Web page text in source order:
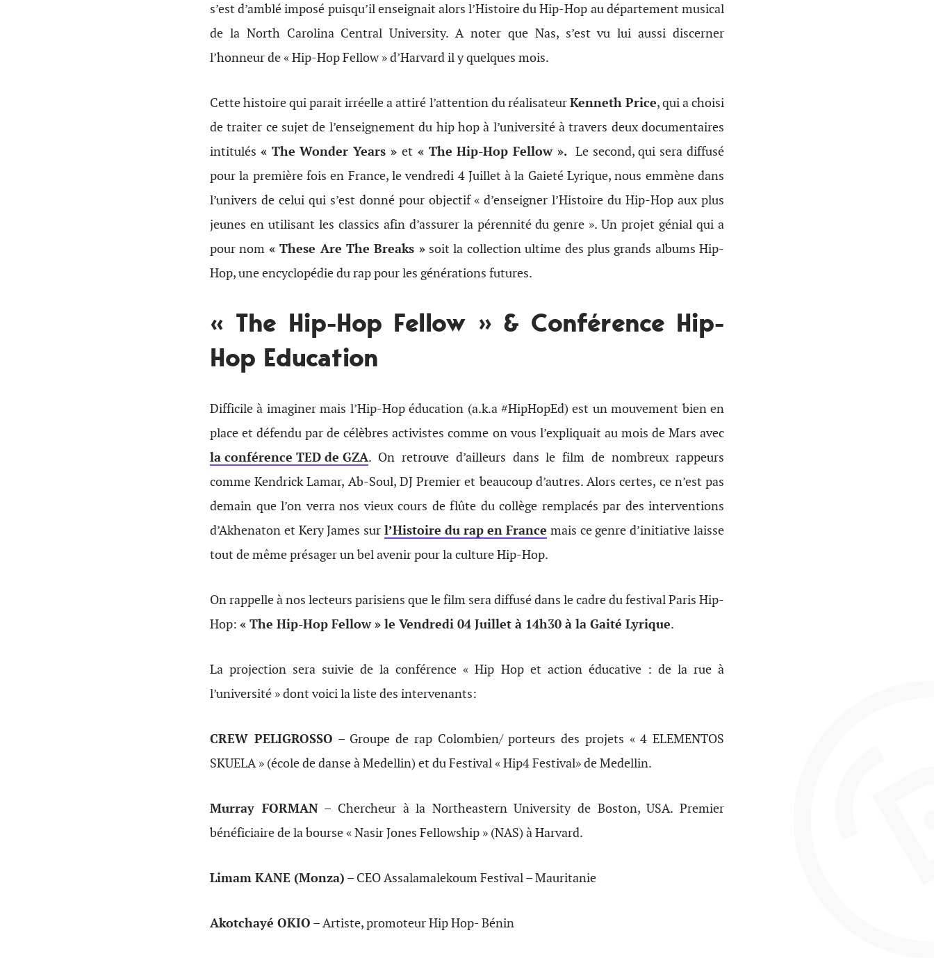
s’est d’amblé imposé puisqu’il enseignait alors l’Histoire du Hip-Hop au département musical
de la North Carolina Central University. A noter que Nas, s’est vu lui aussi discerner
l’honneur de « Hip-Hop Fellow » d’Harvard il y quelques mois.
Cette histoire qui parait irréelle a attiré l’attention du réalisateurKenneth Price, qui a choisi
de traiter ce sujet de l’enseignement du hip hop à l’université à travers deux documentaires
intitulés « The Wonder Years » et « The Hip-Hop Fellow ». Le second, qui sera diffusé
pour la première fois en France, le vendredi 4 Juillet à la Gaieté Lyrique, nous emmène dans
l’univers de celui qui s’est donné pour objectif « d’enseigner l’Histoire du Hip-Hop aux plus
jeunes en utilisant les classics afin d’assurer la pérennité du genre ». Un projet génial qui a
pour nom « These Are The Breaks »soit la collection ultime des plus grands albums Hip-
Hop, une encyclopédie du rap pour les générations futures.
« The Hip-Hop Fellow » & Conférence Hip-
Hop Education
Difficile à imaginer mais l’Hip-Hop éducation (a.k.a #HipHopEd) est un mouvement bien en
place et défendu par de célèbres activistes comme on vous l’expliquait au mois de Mars avec
la conférence TED de GZA. On retrouve d’ailleurs dans le film de nombreux rappeurs
comme Kendrick Lamar, Ab-Soul, DJ Premier et beaucoup d’autres. Alors certes, ce n’est pas
demain que l’on verra nos vieux cours de flûte du collège remplacés par des interventions
d’Akhenaton et Kery James sur l’Histoire du rap en France mais ce genre d’initiative laisse
tout de même présager un bel avenir pour la culture Hip-Hop.
On rappelle à nos lecteurs parisiens que le film sera diffusé dans le cadre du festival Paris Hip-
Hop: « The Hip-Hop Fellow » le Vendredi 04 Juillet à 14h30 à la Gaité Lyrique.
La projection sera suivie de la conférence « Hip Hop et action éducative : de la rue à
l’université » dont voici la liste des intervenants:
CREW PELIGROSSO – Groupe de rap Colombien/ porteurs des projets « 4 ELEMENTOS
SKUELA » (école de danse à Medellin) et du Festival « Hip4 Festival» de Medellin.
Murray FORMAN– Chercheur à la Northeastern University de Boston, USA. Premier
bénéficiaire de la bourse « Nasir Jones Fellowship » (NAS) à Harvard.
Limam KANE (Monza) – CEO Assalamalekoum Festival – Mauritanie
Akotchayé OKIO – Artiste, promoteur Hip Hop- Bénin